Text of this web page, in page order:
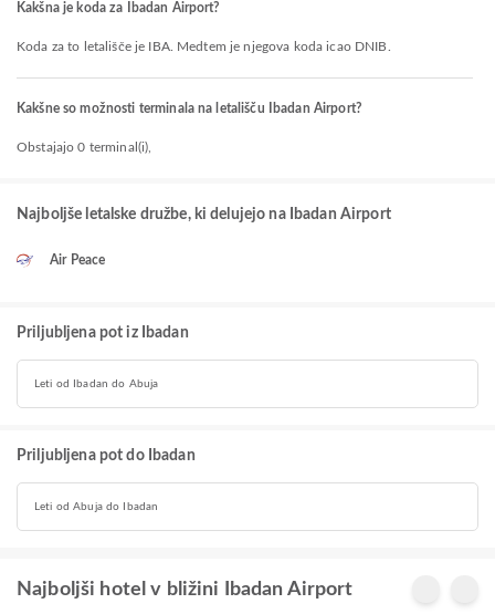
Kakšna je koda za Ibadan Airport?
Koda za to letališče je IBA. Medtem je njegova koda icao DNIB.
Kakšne so možnosti terminala na letališču Ibadan Airport?
Obstajajo 0 terminal(i),
Najboljše letalske družbe, ki delujejo na Ibadan Airport
Air Peace
Priljubljena pot iz Ibadan
Leti od Ibadan do Abuja
Priljubljena pot do Ibadan
Leti od Abuja do Ibadan
Najboljši hotel v bližini Ibadan Airport